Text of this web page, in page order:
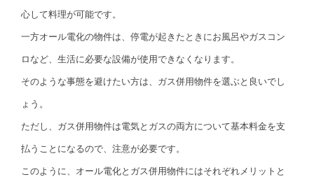
心して料理が可能です。
一方オール電化の物件は、停電が起きたときにお風呂やガスコン
ロなど、生活に必要な設備が使用できなくなります。
そのような事態を避けたい方は、ガス併用物件を選ぶと良いでし
ょう。
ただし、ガス併用物件は電気とガスの両方について基本料金を支
払うことになるので、注意が必要です。
このように、オール電化とガス併用物件にはそれぞれメリットと